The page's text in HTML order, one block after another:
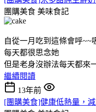
團購美食 美味食記
自從一月吃到這條會呼~~
每天都很思念她
但是老身沒辦法每天都來
繼續閱讀
13年前
[團購美食]健康低熱量，